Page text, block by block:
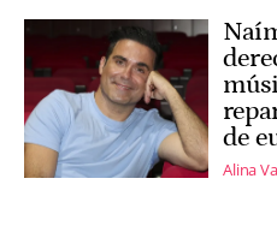
de
Alina